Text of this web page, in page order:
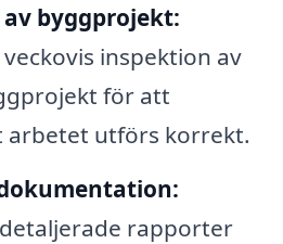
byggprojekt:
inspektion av
för att
arbetet utförs korrekt.
rapporter